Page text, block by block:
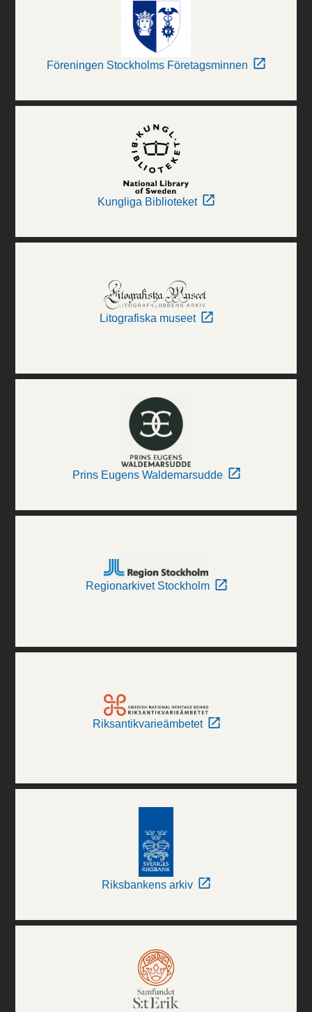
Föreningen Stockholms Företagsminnen
Kungliga Biblioteket
Litografiska museet
Prins Eugens Waldemarsudde
Regionarkivet Stockholm
Riksantikvarieämbetet
Riksbankens arkiv